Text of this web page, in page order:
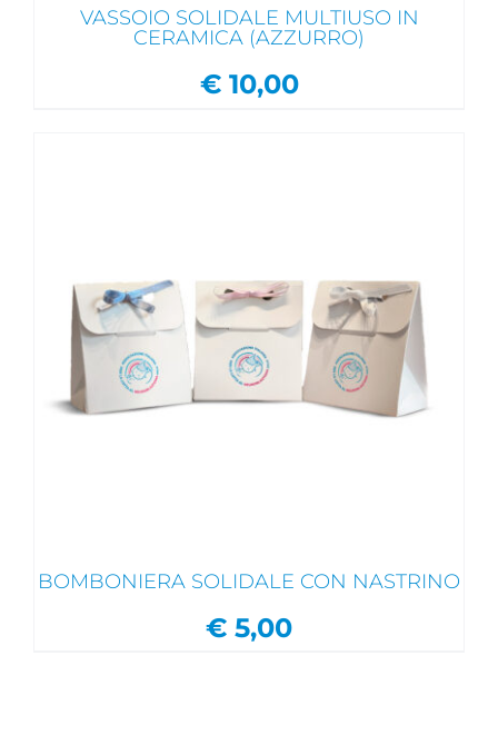
VASSOIO SOLIDALE MULTIUSO IN
CERAMICA (AZZURRO)
€10,00
BOMBONIERA SOLIDALE CON NASTRINO
€ 5,00